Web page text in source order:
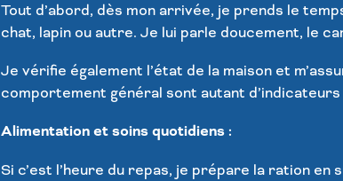
Tout d’abord, dès mon arrivée, je prends le
chat, lapin ou autre. Je lui parle doucement, le
Je vérifie également l’état de la maison et
comportement général sont autant
Alimentation et soins quotidiens :
Si c’est l’heure du repas, je prépare la ration